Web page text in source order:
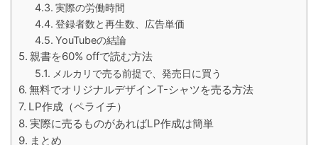
実際の労働時間
登録者数と再生数、広告単価
YouTubeの結論
親書を60% offで読む方法
メルカリで売る前提で、発売日に買う
無料でオリジナルデザインT-シャツを売る方法
LP作成（ペライチ）
実際に売るものがあればLP作成は簡単
まとめ